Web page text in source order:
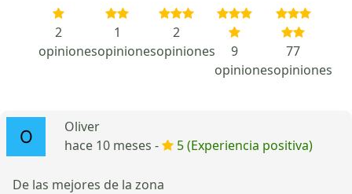
2
opiniones
1
opiniones
2
opiniones
9
opiniones
77
opiniones
Oliver
hace 10 meses -
5 (Experiencia positiva)
De las mejores de la zona